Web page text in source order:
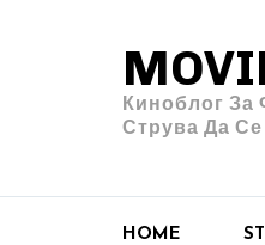
Киноблог За
Струва Да
HOME